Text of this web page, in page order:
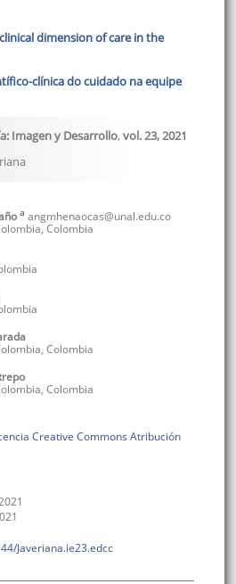
dimension of care in the
clínica do cuidado na equipe
Imagen y Desarrollo,vol. 23,2021
a angmhenaocas@unal.edu.co
, Colombia
, Colombia
, Colombia
Creative Commons Atribución
Javeriana.ie23.edcc